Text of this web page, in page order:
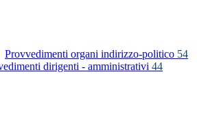
Provvedimenti organi indirizzo-politico 54
dirigenti - amministrativi 44